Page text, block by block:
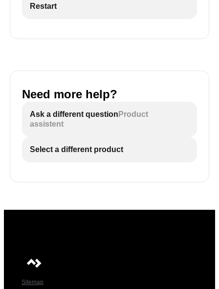
Restart
Need more help?
Ask a different question Product
assistent
Select a different product
Sitemap